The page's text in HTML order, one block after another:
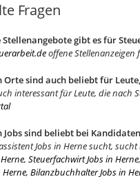
Fragen
gibt es für
offene Stellenanzeigen
Orte sind auch beliebt für
interessant für Leute, die nach
Jobs sind beliebt bei
Jobs in Herne sucht,
, Steuerfachwirt Jobs in Herne,
Herne, Bilanzbuchhalter Jobs in